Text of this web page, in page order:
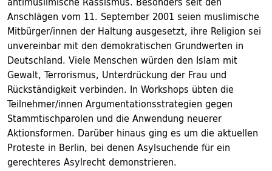
Anschlägen vom 11. September 2001 seien muslimische
Mitbürger/innen der Haltung ausgesetzt, ihre Religion sei
unvereinbar mit den demokratischen Grundwerten in
Deutschland. Viele Menschen würden den Islam mit
Gewalt, Terrorismus, Unterdrückung der Frau und
Rückständigkeit verbinden. In Workshops übten die
Teilnehmer/innen Argumentationsstrategien gegen
Stammtischparolen und die Anwendung neuerer
Aktionsformen. Darüber hinaus ging es um die aktuellen
Proteste in Berlin, bei denen Asylsuchende für ein
gerechteres Asylrecht demonstrieren.